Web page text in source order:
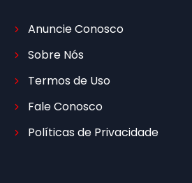
Anuncie Conosco
Sobre Nós
Termos de Uso
Fale Conosco
Políticas de Privacidade